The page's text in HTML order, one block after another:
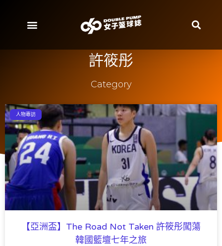
許筱彤
Category
人物專訪
【亞洲盃】The Road Not Taken 許筱彤闖蕩
韓國籃壇七年之旅